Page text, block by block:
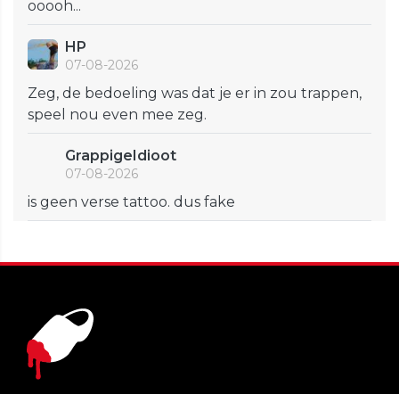
ooooh...
HP
07-08-2026
Zeg, de bedoeling was dat je er in zou trappen,
speel nou even mee zeg.
GrappigeIdioot
07-08-2026
is geen verse tattoo. dus fake